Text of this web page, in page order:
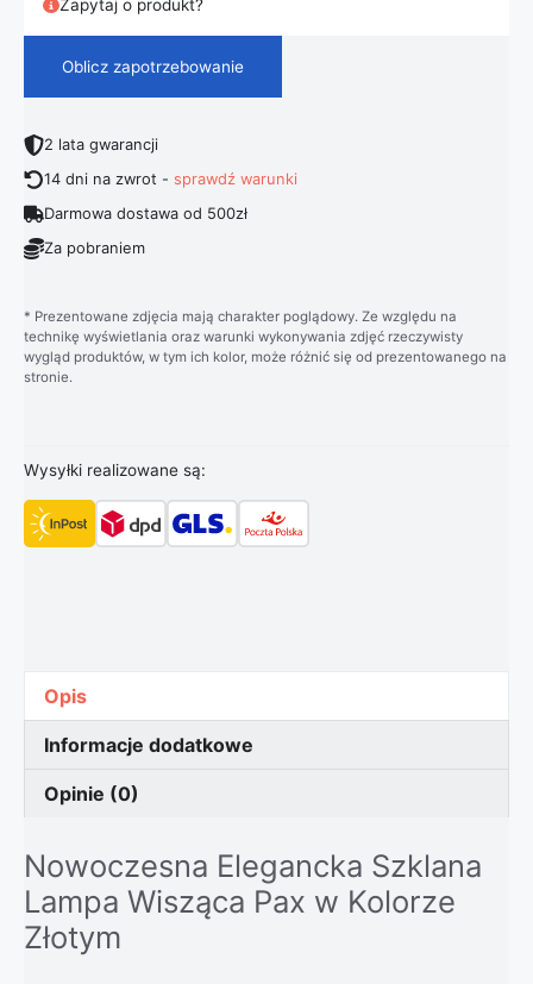
Zapytaj o produkt?
Oblicz zapotrzebowanie
2 lata gwarancji
14 dni na zwrot -sprawdź warunki
Darmowa dostawa od 500zł
Za pobraniem
* Prezentowane zdjęcia mają charakter poglądowy. Ze względu na
technikę wyświetlania oraz warunki wykonywania zdjęć rzeczywisty
wygląd produktów, w tym ich kolor, może różnić się od prezentowanego na
stronie.
Wysyłki realizowane są:
Opis
Informacje dodatkowe
Opinie (0)
Nowoczesna Elegancka Szklana
Lampa Wisząca Pax w Kolorze
Złotym